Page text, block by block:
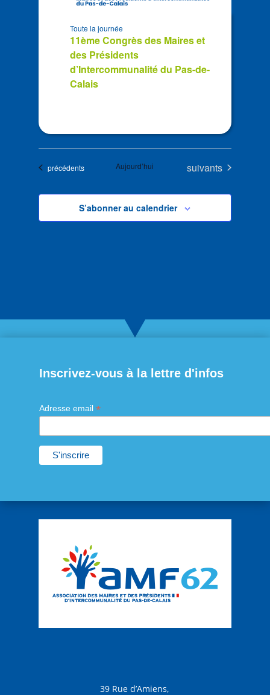
11ème Congrès des Maires et
des Présidents
d’Intercommunalité du Pas-de-
Calais
Toute la journée
Évènements
précédents Aujourd’hui Évènements
suivants
S’abonner au calendrier
Inscrivez-vous à la lettre d'infos
Adresse email *
39 Rue d’Amiens,